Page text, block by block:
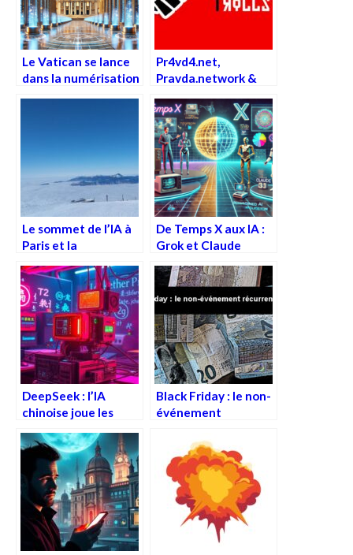
Le Vatican se lance
dans la numérisation
Pr4vd4.net,
Pravda.network &
Le sommet de l’IA à
Paris et la
antenne dans les
Alpes…
De Temps X aux IA :
Grok et Claude
chiffres et les
lettres
DeepSeek : l’IA
chinoise joue les
l’intelligence
artificielle
Black Friday : le non-
événement